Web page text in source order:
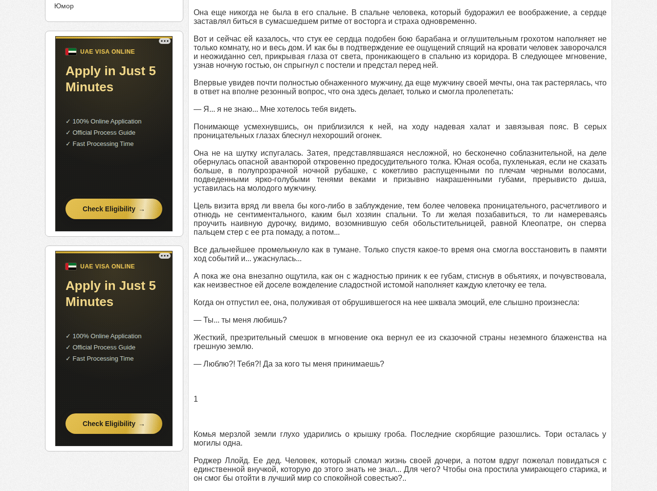
Юмор
Она еще никогда не была в его спальне. В спальне человека, который будоражил ее воображение, а сердце
заставлял биться в сумасшедшем ритме от восторга и страха одновременно.
Вот и сейчас ей казалось, что стук ее сердца подобен бою барабана и оглушительным грохотом наполняет не
только комнату, но и весь дом. И как бы в подтверждение ее ощущений спящий на кровати человек заворочался
и неожиданно сел, прикрывая глаза от света, проникающего в спальню из коридора. В следующее мгновение,
узнав ночную гостью, он спрыгнул с постели и предстал перед ней.
Впервые увидев почти полностью обнаженного мужчину, да еще мужчину своей мечты, она так растерялась, что
в ответ на вполне резонный вопрос, что она здесь делает, только и смогла пролепетать:
— Я... я не знаю... Мне хотелось тебя видеть.
Понимающе усмехнувшись, он приблизился к ней, на ходу надевая халат и завязывая пояс. В серых
проницательных глазах блеснул нехороший огонек.
Она не на шутку испугалась. Затея, представлявшаяся несложной, но бесконечно соблазнительной, на деле
обернулась опасной авантюрой откровенно предосудительного толка. Юная особа, пухленькая, если не сказать
больше, в полупрозрачной ночной рубашке, с кокетливо распущенными по плечам черными волосами,
подведенными ярко-голубыми тенями веками и призывно накрашенными губами, прерывисто дыша,
уставилась на молодого мужчину.
Цель визита вряд ли ввела бы кого-либо в заблуждение, тем более человека проницательного, расчетливого и
отнюдь не сентиментального, каким был хозяин спальни. То ли желая позабавиться, то ли намереваясь
проучить наивную дурочку, видимо, возомнившую себя обольстительницей, равной Клеопатре, он сперва
пальцем стер с ее рта помаду, а потом...
Все дальнейшее промелькнуло как в тумане. Только спустя какое-то время она смогла восстановить в памяти
ход событий и... ужаснулась...
А пока же она внезапно ощутила, как он с жадностью приник к ее губам, стиснув в объятиях, и почувствовала,
как неизвестное ей доселе вожделение сладостной истомой наполняет каждую клеточку ее тела.
Когда он отпустил ее, она, полуживая от обрушившегося на нее шквала эмоций, еле слышно произнесла:
— Ты... ты меня любишь?
Жесткий, презрительный смешок в мгновение ока вернул ее из сказочной страны неземного блаженства на
грешную землю.
— Люблю?! Тебя?! Да за кого ты меня принимаешь?
1
Комья мерзлой земли глухо ударились о крышку гроба. Последние скорбящие разошлись. Тори осталась у
могилы одна.
Роджер Ллойд. Ее дед. Человек, который сломал жизнь своей дочери, а потом вдруг пожелал повидаться с
единственной внучкой, которую до этого знать не знал... Для чего? Чтобы она простила умирающего старика, и
он смог бы отойти в лучший мир со спокойной совестью?..